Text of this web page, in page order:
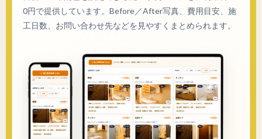
0円で提供しています。Before／After写真、費用目安、施
工日数、お問い合わせ先などを見やすくまとめられます。